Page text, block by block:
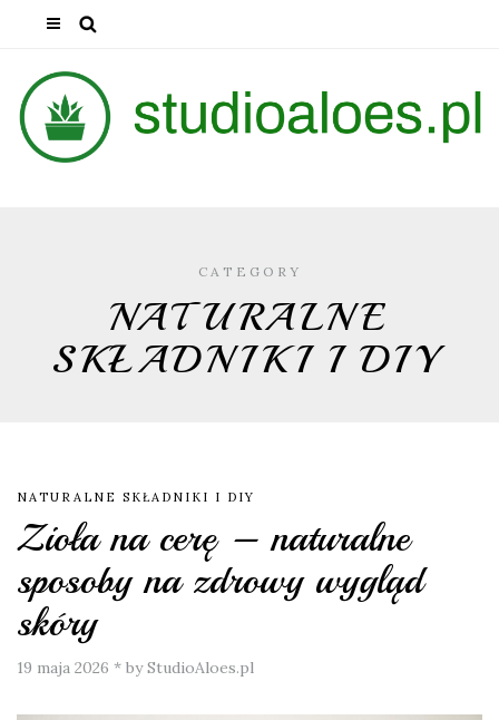
CATEGORY
NATURALNE
SKŁADNIKI I DIY
NATURALNE SKŁADNIKI I DIY
Zioła na cerę – naturalne
sposoby na zdrowy wygląd
skóry
19 maja 2026 * by StudioAloes.pl